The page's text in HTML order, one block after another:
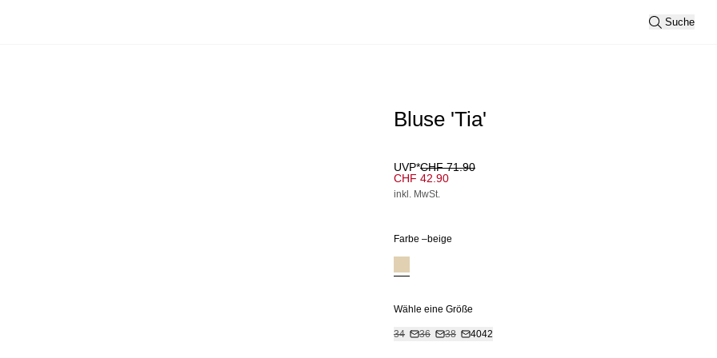
Suche
Bluse 'Tia'
UVP*CHF 71.90
CHF 42.90
inkl. MwSt.
Farbe –beige
Wähle eine Größe
34 36 38 4042